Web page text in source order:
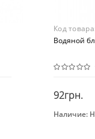
Код товара:
Водяной
92грн.
Наличие: